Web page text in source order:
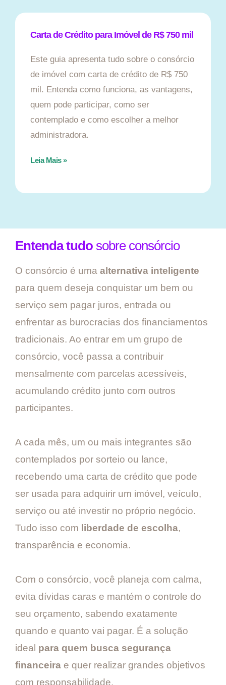
Carta de Crédito para Imóvel de R$ 750 mil
Este guia apresenta tudo sobre o consórcio
de imóvel com carta de crédito de R$ 750
mil. Entenda como funciona, as vantagens,
quem pode participar, como ser
contemplado e como escolher a melhor
administradora.
Leia Mais »
Entenda tudo sobre consórcio
O consórcio é uma alternativa inteligente
para quem deseja conquistar um bem ou
serviço sem pagar juros, entrada ou
enfrentar as burocracias dos financiamentos
tradicionais. Ao entrar em um grupo de
consórcio, você passa a contribuir
mensalmente com parcelas acessíveis,
acumulando crédito junto com outros
participantes.
A cada mês, um ou mais integrantes são
contemplados por sorteio ou lance,
recebendo uma carta de crédito que pode
ser usada para adquirir um imóvel, veículo,
serviço ou até investir no próprio negócio.
Tudo isso com liberdade de escolha,
transparência e economia.
Com o consórcio, você planeja com calma,
evita dívidas caras e mantém o controle do
seu orçamento, sabendo exatamente
quando e quanto vai pagar. É a solução
ideal para quem busca segurança
financeira e quer realizar grandes objetivos
com responsabilidade.